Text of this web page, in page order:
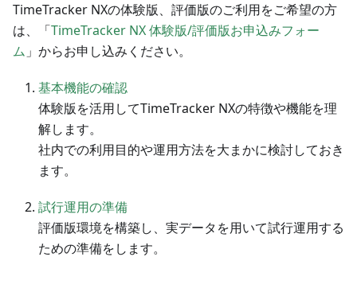
TimeTracker NXの体験版、評価版のご利用をご希望の方
は、「TimeTracker NX 体験版/評価版お申込みフォー
ム 」からお申し込みください。
基本機能の確認
体験版を活用してTimeTracker NXの特徴や機能を理
解します。
社内での利用目的や運用方法を大まかに検討しておき
ます。
試行運用の準備
評価版環境を構築し、実データを用いて試行運用する
ための準備をします。